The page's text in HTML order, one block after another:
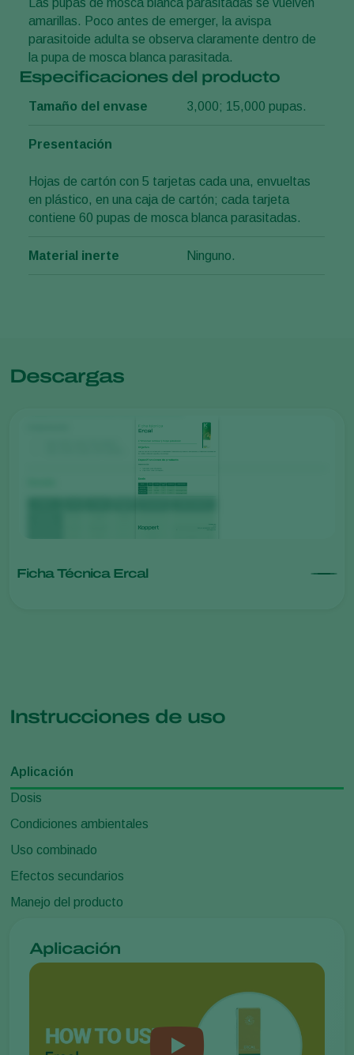
amarillas. Poco antes de emerger, la avispa
parasitoide adulta se observa claramente dentro de
la pupa de mosca blanca parasitada.
Especificaciones del producto
Tamaño del envase 3,000; 15,000 pupas.
Presentación
Hojas de cartón con 5 tarjetas cada una, envueltas
en plástico, en una caja de cartón; cada tarjeta
contiene 60 pupas de mosca blanca parasitadas.
Material inerte Ninguno.
Descargas
Ficha Técnica Ercal
Instrucciones de uso
Aplicación
Dosis
Condiciones ambientales
Uso combinado
Efectos secundarios
Manejo del producto
Aplicación